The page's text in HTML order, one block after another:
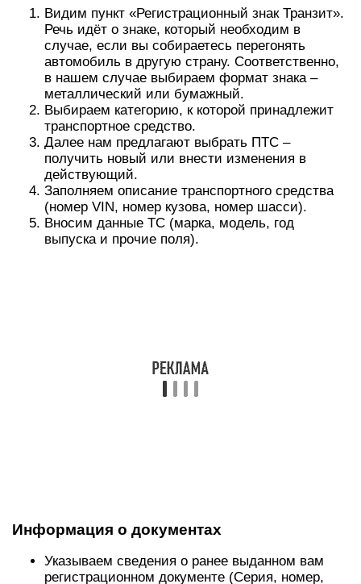
Видим пункт «Регистрационный знак Транзит».
Речь идёт о знаке, который необходим в
случае, если вы собираетесь перегонять
автомобиль в другую страну. Соответственно,
в нашем случае выбираем формат знака –
металлический или бумажный.
Выбираем категорию, к которой принадлежит
транспортное средство.
Далее нам предлагают выбрать ПТС –
получить новый или внести изменения в
действующий.
Заполняем описание транспортного средства
(номер VIN, номер кузова, номер шасси).
Вносим данные ТС (марка, модель, год
выпуска и прочие поля).
Информация о документах
Указываем сведения о ранее выданном вам
регистрационном документе (Серия, номер,